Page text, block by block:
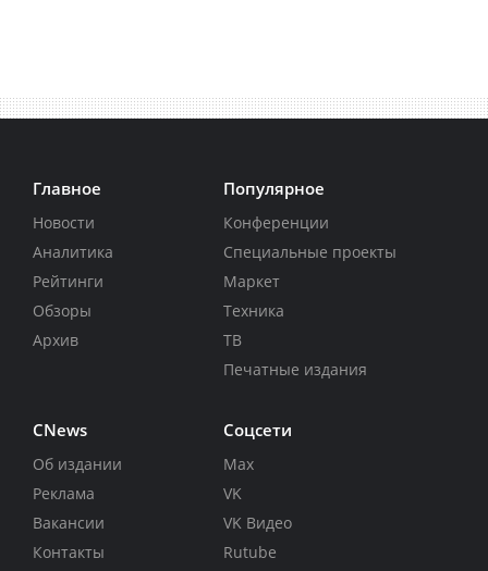
Главное
Новости
Аналитика
Рейтинги
Обзоры
Архив
Популярное
Конференции
Специальные проекты
Маркет
Техника
ТВ
Печатные издания
CNews
Об издании
Реклама
Вакансии
Контакты
Соцсети
Max
VK
VK Видео
Rutube